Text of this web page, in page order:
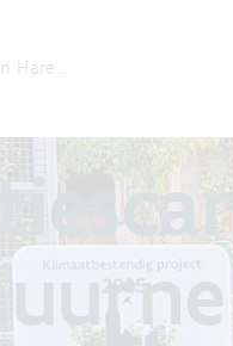
Hare…